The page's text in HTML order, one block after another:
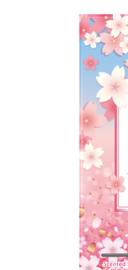
３．收到繳費通知簡訊後14
ATM／網路銀行／等多元方
※ 請注意：結帳手續完成當
購買商品的店家。未經商家
※ 交易是否成功請以「
是否繳費成功／繳費後需取
https://
１．透過由恩沛科技股份有
易，需依本服務之必要範圍
權轉讓予恩沛科技股份有限公
２．關於個人資料處理事宜，
https://aftee.tw/terms/#terms3
３．未成年的使用者請事先
「AFTEE先享後付」，若未
４．使用「AFTEE先享後付
時審查核予不同之上限額度
每筆NT$60，滿NT$599(
每筆NT$60，滿NT$599(
每筆NT$60，滿NT$599(
每筆NT$120，滿NT$899(